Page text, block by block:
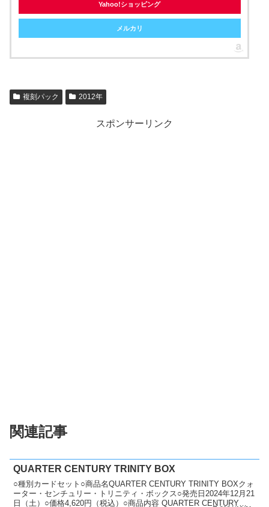
Yahoo!ショッピング
メルカリ
複刻パック 2012年
スポンサーリンク
関連記事
QUARTER CENTURY TRINITY BOX
○種別カードセット○商品名QUARTER CENTURY TRINITY BOXクォ
ーター・センチュリー・トリニティ・ボックス○発売日2024年12月21
日（土）○価格4,620円（税込）○商品内容 QUARTER CENTURY